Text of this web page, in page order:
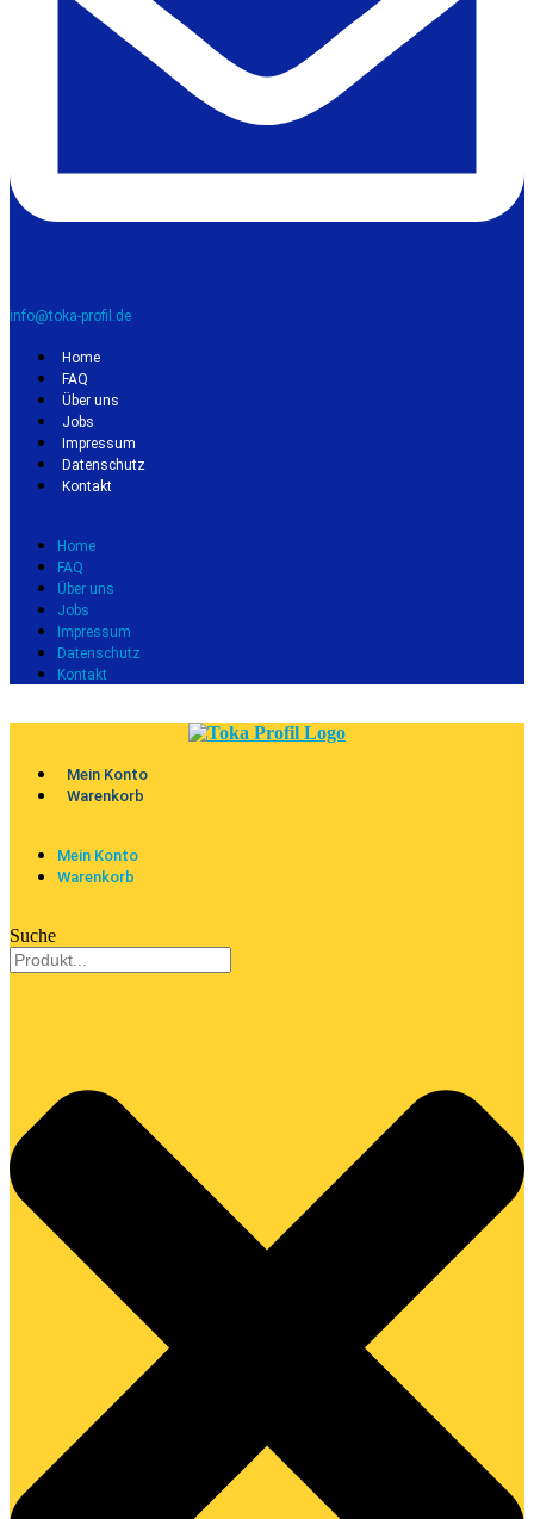
info@toka-profil.de
Home
FAQ
Über uns
Jobs
Impressum
Datenschutz
Kontakt
Home
FAQ
Über uns
Jobs
Impressum
Datenschutz
Kontakt
Mein Konto
Warenkorb
Mein Konto
Warenkorb
Suche